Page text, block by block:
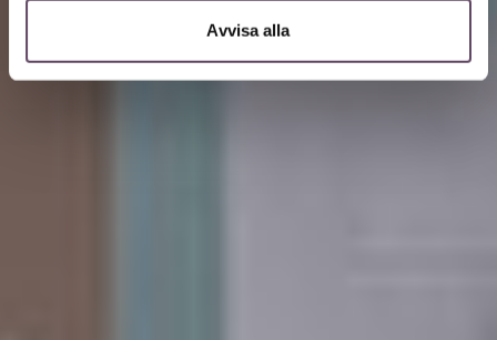
Avvisa alla